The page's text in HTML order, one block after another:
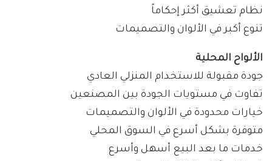
نظام تعشيق أكثر إحكاماً
تنوع أكبر في الألوان والتصميمات
الألواح المحلية
جودة مقبولة للاستخدام المنزلي العادي
تفاوت في مستويات الجودة بين المصنعين
خيارات محدودة في الألوان والتصميمات
متوفرة بشكل أسرع في السوق المحلي
خدمات ما بعد البيع أسهل وأسرع